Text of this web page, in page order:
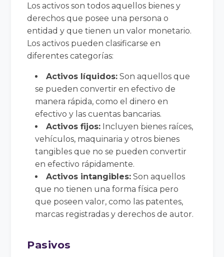
Los activos son todos aquellos bienes y
derechos que posee una persona o
entidad y que tienen un valor monetario.
Los activos pueden clasificarse en
diferentes categorías:
Activos líquidos: Son aquellos que
se pueden convertir en efectivo de
manera rápida, como el dinero en
efectivo y las cuentas bancarias.
Activos fijos: Incluyen bienes raíces,
vehículos, maquinaria y otros bienes
tangibles que no se pueden convertir
en efectivo rápidamente.
Activos intangibles: Son aquellos
que no tienen una forma física pero
que poseen valor, como las patentes,
marcas registradas y derechos de autor.
Pasivos